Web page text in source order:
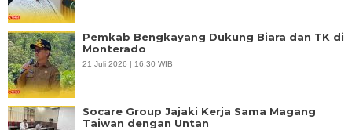
Pemkab Bengkayang Dukung Biara dan TK di
Monterado
21 Juli 2026 | 16:30 WIB
Socare Group Jajaki Kerja Sama Magang
Taiwan dengan Untan